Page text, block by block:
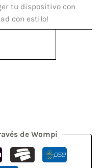
tu dispositivo con
con estilo!
de Wompi